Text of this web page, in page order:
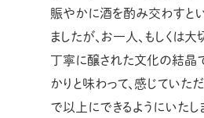
賑やかに酒を酌み交わすとい
ましたが、お一人、もしくは大
丁寧に醸された文化の結晶
かりと味わって、感じていた
で以上にできるようにいたし